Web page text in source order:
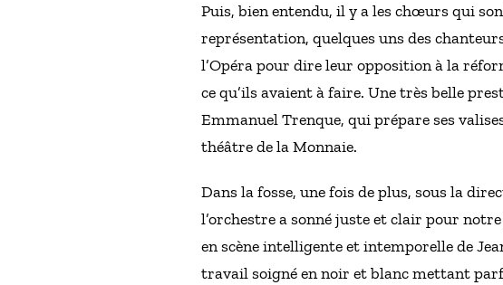
Puis, bien entendu, il y a les chœurs qui
représentation, quelques uns des
l’Opéra pour dire leur opposition à la
ce qu’ils avaient à faire. Une très belle
Emmanuel Trenque, qui prépare ses
théâtre de la Monnaie.
Dans la fosse, une fois de plus, sous la
l’orchestre a sonné juste et clair pour
en scène intelligente et intemporelle de
travail soigné en noir et blanc mettant